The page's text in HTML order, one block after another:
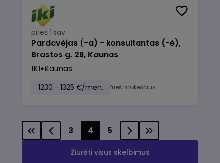
prieš 1 sav.
Pardavėjas (-a) - konsultantas (-ė),
Brastos g. 28, Kaunas
IKI Kaunas
1230 - 1325 €/mėn. Prieš mokesčius
3 4 5
Žiūrėti visus skelbimus